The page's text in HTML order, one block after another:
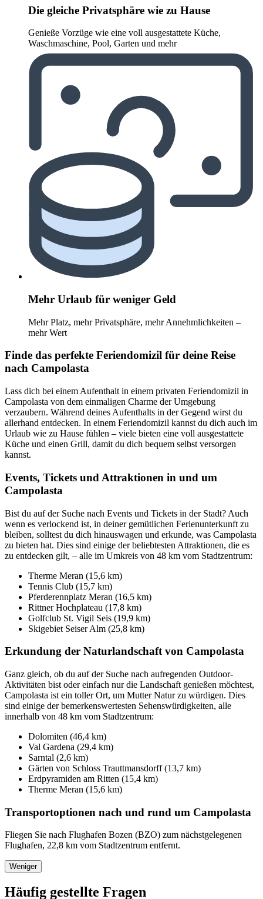
Die gleiche Privatsphäre wie zu Hause
Genieße Vorzüge wie eine voll ausgestattete Küche,
Waschmaschine, Pool, Garten und mehr
Mehr Urlaub für weniger Geld
Mehr Platz, mehr Privatsphäre, mehr Annehmlichkeiten –
mehr Wert
Finde das perfekte Feriendomizil für deine Reise
nach Campolasta
Lass dich bei einem Aufenthalt in einem privaten Feriendomizil in
Campolasta von dem einmaligen Charme der Umgebung
verzaubern. Während deines Aufenthalts in der Gegend wirst du
allerhand entdecken. In einem Feriendomizil kannst du dich auch im
Urlaub wie zu Hause fühlen – viele bieten eine voll ausgestattete
Küche und einen Grill, damit du dich bequem selbst versorgen
kannst.
Events, Tickets und Attraktionen in und um
Campolasta
Bist du auf der Suche nach Events und Tickets in der Stadt? Auch
wenn es verlockend ist, in deiner gemütlichen Ferienunterkunft zu
bleiben, solltest du dich hinauswagen und erkunde, was Campolasta
zu bieten hat. Dies sind einige der beliebtesten Attraktionen, die es
zu entdecken gilt, – alle im Umkreis von 48 km vom Stadtzentrum:
Therme Meran (15,6 km)
Tennis Club (15,7 km)
Pferderennplatz Meran (16,5 km)
Rittner Hochplateau (17,8 km)
Golfclub St. Vigil Seis (19,9 km)
Skigebiet Seiser Alm (25,8 km)
Erkundung der Naturlandschaft von Campolasta
Ganz gleich, ob du auf der Suche nach aufregenden Outdoor-
Aktivitäten bist oder einfach nur die Landschaft genießen möchtest,
Campolasta ist ein toller Ort, um Mutter Natur zu würdigen. Dies
sind einige der bemerkenswertesten Sehenswürdigkeiten, alle
innerhalb von 48 km vom Stadtzentrum:
Dolomiten (46,4 km)
Val Gardena (29,4 km)
Sarntal (2,6 km)
Gärten von Schloss Trauttmansdorff (13,7 km)
Erdpyramiden am Ritten (15,4 km)
Therme Meran (15,6 km)
Transportoptionen nach und rund um Campolasta
Fliegen Sie nach Flughafen Bozen (BZO) zum nächstgelegenen
Flughafen, 22,8 km vom Stadtzentrum entfernt.
Weniger
Häufig gestellte Fragen